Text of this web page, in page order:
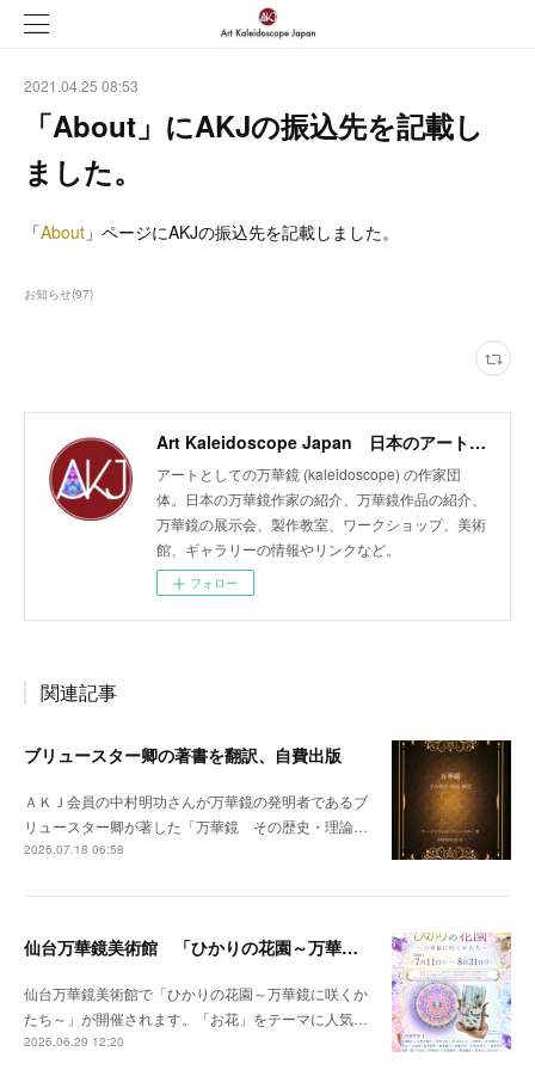
2021.04.25 08:53
「About」にAKJの振込先を記載し
ました。
「About 」ページにAKJの振込先を記載しました。
お知らせ(97)
Art Kaleidoscope Japan 日本のアート万華鏡の作家団体
アートとしての万華鏡 (kaleidoscope) の作家団
体。日本の万華鏡作家の紹介、万華鏡作品の紹介、
万華鏡の展示会、製作教室、ワークショップ、美術
館、ギャラリーの情報やリンクなど。
フォロー
関連記事
ブリュースター卿の著書を翻訳、自費出版
ＡＫＪ会員の中村明功さんが万華鏡の発明者であるブ
リュースター卿が著した「万華鏡 その歴史・理論…
2026.07.18 06:58
仙台万華鏡美術館 「ひかりの花園～万華鏡に咲くかたち～」開催のお知らせ
仙台万華鏡美術館で「ひかりの花園～万華鏡に咲くか
たち～」が開催されます。「お花」をテーマに人気…
2026.06.29 12:20